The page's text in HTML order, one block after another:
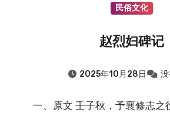
民俗文化
赵烈妇碑记
2025年10月28日
一、原文 壬子秋，予襄修志之